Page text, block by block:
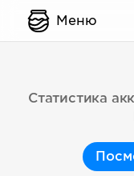
Меню
Статистика